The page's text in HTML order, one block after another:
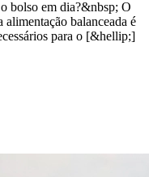
bolso em dia?&nbsp; O
alimentação balanceada é
para o [&hellip;]